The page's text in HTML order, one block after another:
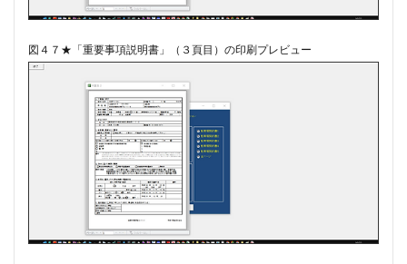
図４７★「重要事項説明書」（３頁目）の印刷プレビュー